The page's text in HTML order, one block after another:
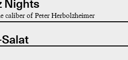
Nights
caliber of Peter Herbolzheimer